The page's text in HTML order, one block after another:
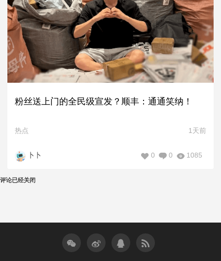
粉丝送上门的全民级宣发？顺丰：通通笑纳！
热点 1天前
卜卜 1085
0
0
评论已经关闭